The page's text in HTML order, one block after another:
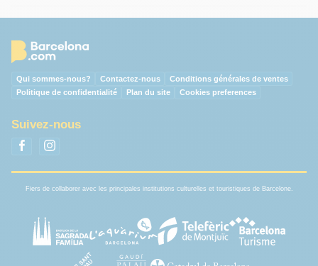
Qui sommes-nous? Contactez-nous
Conditions générales de ventes
Politique de confidentialité
Plan du site Cookies preferences
Suivez-nous
Fiers de collaborer avec les principales institutions culturelles et touristiques de Barcelone.